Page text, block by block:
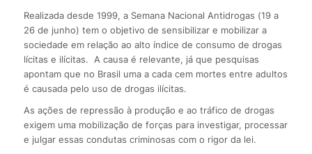
Realizada desde 1999, a Semana Nacional Antidrogas (19 a
26 de junho) tem o objetivo de sensibilizar e mobilizar a
sociedade em relação ao alto índice de consumo de drogas
lícitas e ilícitas. A causa é relevante, já que pesquisas
apontam que no Brasil uma a cada cem mortes entre adultos
é causada pelo uso de drogas ilícitas.
As ações de repressão à produção e ao tráfico de drogas
exigem uma mobilização de forças para investigar, processar
e julgar essas condutas criminosas com o rigor da lei.